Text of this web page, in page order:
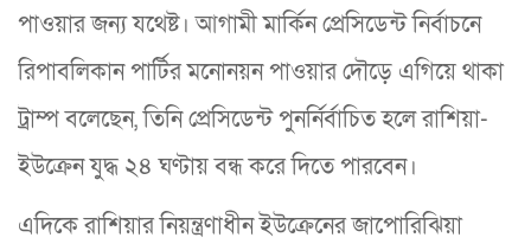
পাওয়ার জন্য যথেষ্ট। আগামী মার্কিন প্রেসিডেন্ট নির্বাচনে
রিপাবলিকান পার্টির মনোনয়ন পাওয়ার দৌড়ে এগিয়ে থাকা
ট্রাম্প বলেছেন, তিনি প্রেসিডেন্ট পুনর্নির্বাচিত হলে রাশিয়া-
ইউক্রেন যুদ্ধ ২৪ ঘণ্টায় বন্ধ করে দিতে পারবেন।
এদিকে রাশিয়ার নিয়ন্ত্রণাধীন ইউক্রেনের জাপোরিঝিয়া